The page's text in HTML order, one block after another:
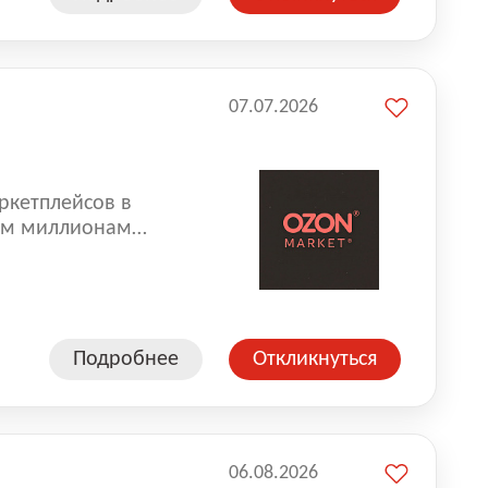
в
миллионам
сети, где
Ozon
Подробнее
07.07.2026
Откликнуться
06.08.2026